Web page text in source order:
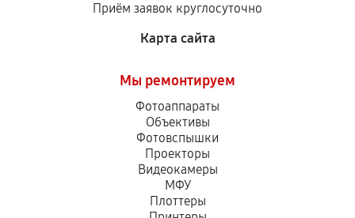
Приём заявок круглосуточно
Карта сайта
Мы ремонтируем
Фотоаппараты
Объективы
Фотовспышки
Проекторы
Видеокамеры
МФУ
Плоттеры